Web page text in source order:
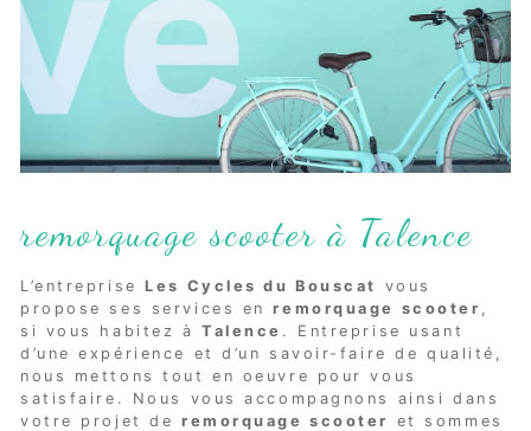
remorquage scooter à Talence
L’entreprise Les Cycles du Bouscat
vous
propose ses services enremorquage scooter ,
si vous habitez àTalence . Entreprise usant
d’une expérience et d’un savoir-faire de qualité,
nous mettons tout en oeuvre pour vous
satisfaire. Nous vous accompagnons ainsi dans
votre projet de remorquage scooter
et sommes